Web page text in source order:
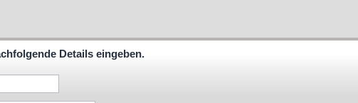
Details eingeben.